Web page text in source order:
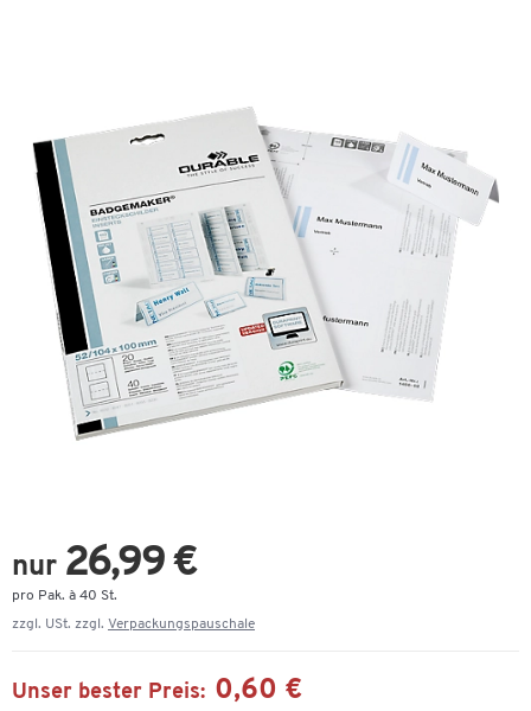
nur 26,99 €
pro Pak. à 40 St.
zzgl. USt. zzgl. Verpackungspauschale
Unser bester Preis: 0,60 €